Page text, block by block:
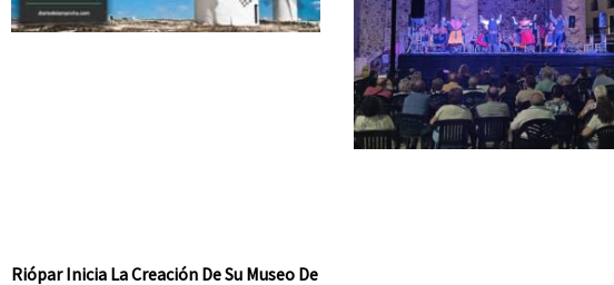
Riópar Inicia La Creación De Su Museo De